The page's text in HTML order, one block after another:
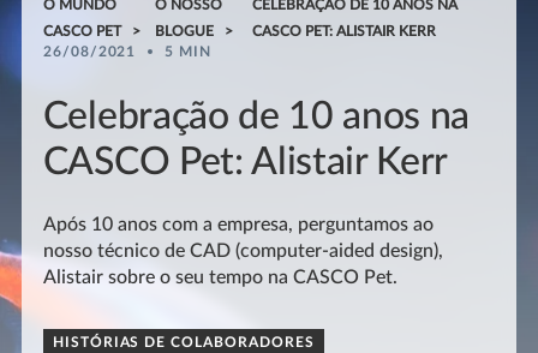
O MUNDO
CASCO PET
O NOSSO
BLOGUE
CELEBRAÇÃO DE 10 ANOS NA
CASCO PET: ALISTAIR KERR
26/08/2021
5 MIN
Celebração de 10 anos na
CASCO Pet: Alistair Kerr
Após 10 anos com a empresa, perguntamos ao
nosso técnico de CAD (computer-aided design),
Alistair sobre o seu tempo na CASCO Pet.
HISTÓRIAS DE COLABORADORES